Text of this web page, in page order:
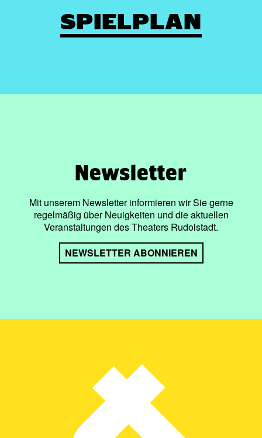
SPIELPLAN
Newsletter
Mit unserem Newsletter informieren wir Sie gerne
regelmäßig über Neuigkeiten und die aktuellen
Veranstaltungen des Theaters Rudolstadt.
NEWSLETTER ABONNIEREN